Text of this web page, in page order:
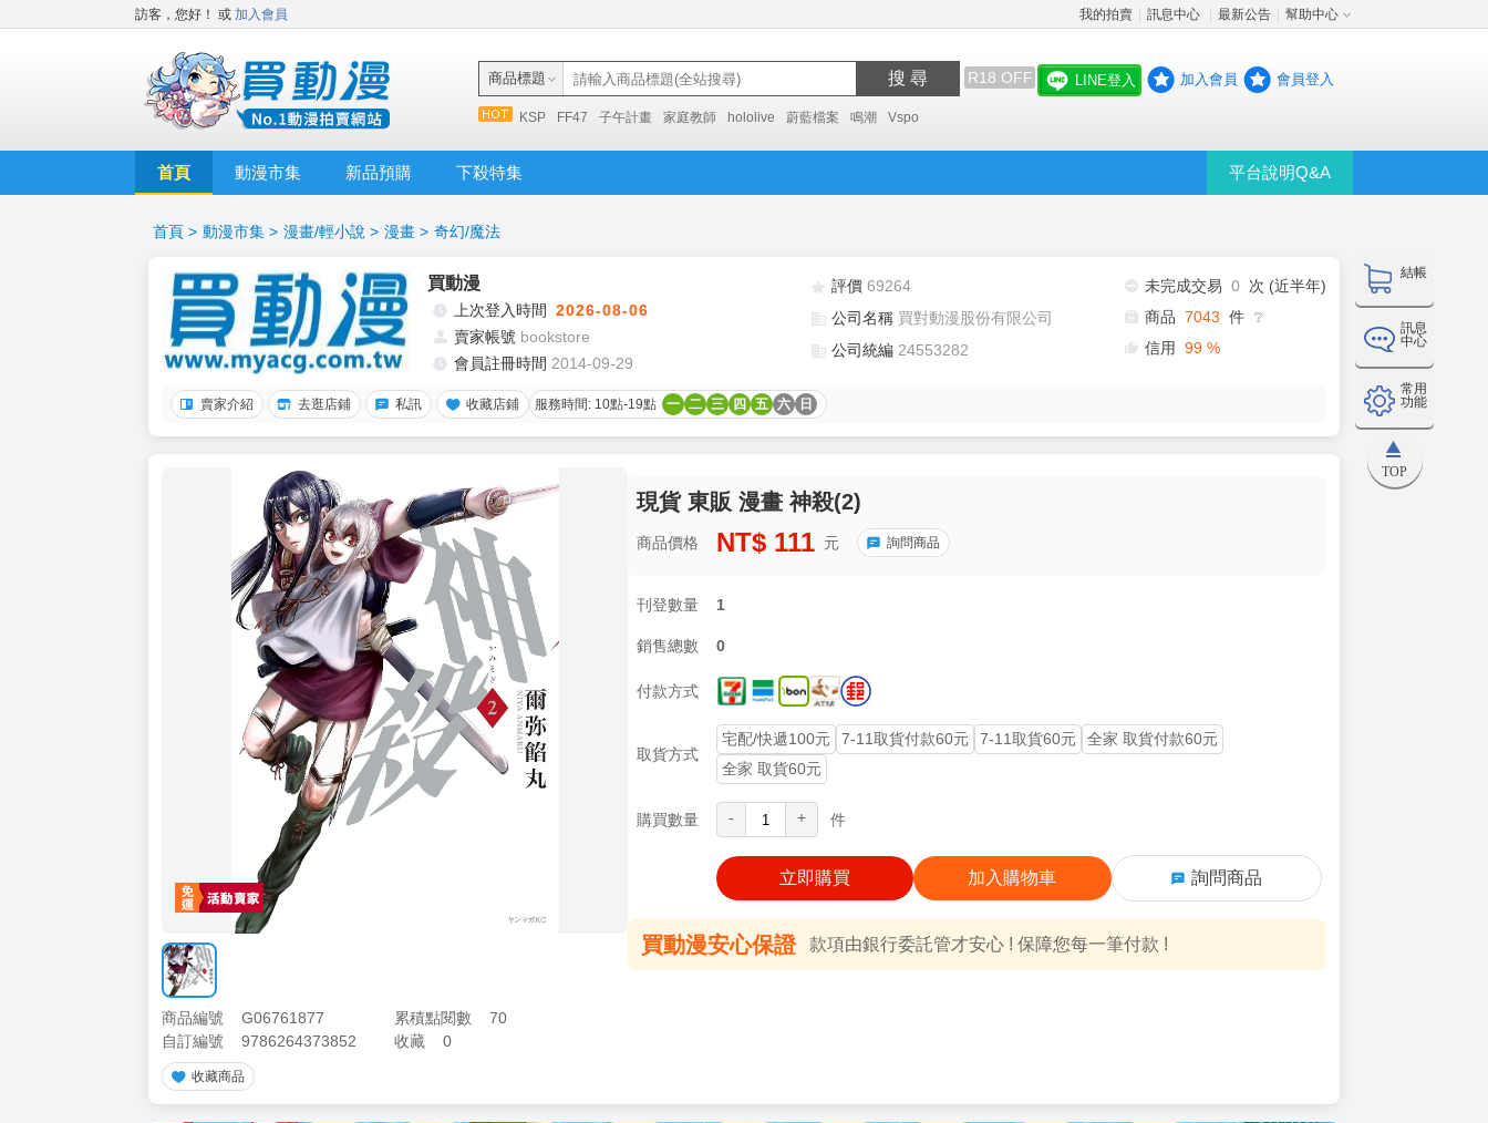
訪客，您好！ 或 加入會員 我的拍賣 訊息中心 最新公告 幫助中心
商品標題 搜 尋 R18 OFF
KSP FF47 子午計畫 家庭教師 hololive 蔚藍檔案 鳴潮 Vspo
LINE登入 加入會員 會員登入
首頁 動漫市集 新品預購 下殺特集 平台說明Q&A
結帳
訊息
中心
常用
功能
TOP
首頁 > 動漫市集 > 漫畫/輕小說 > 漫畫 > 奇幻/魔法
買動漫
上次登入時間 2026-08-06
賣家帳號 bookstore
會員註冊時間 2014-09-29
評價 69264
公司名稱 買對動漫股份有限公司
公司統編 24553282
未完成交易 0
次 (近半年)
商品 7043 件 ❔
信用 99 %
賣家介紹 去逛店鋪 私訊 收藏店鋪 服務時間: 10點-19點 一 二 三 四 五 六 日
商品編號 G06761877 累積點閱數
70
自訂編號
9786264373852 收藏 0
收藏商品
現貨 東販 漫畫 神殺(2)
商品價格 NT$ 111 元 詢問商品
刊登數量 1
銷售總數 0
付款方式
取貨方式
宅配/快遞100元 7-11取貨付款60元 7-11取貨60元
全家 取貨付款60元
全家 取貨60元
購買數量 - + 件
立即購買 加入購物車 詢問商品
買動漫安心保證 款項由銀行委託管才安心 ! 保障您每一筆付款 !